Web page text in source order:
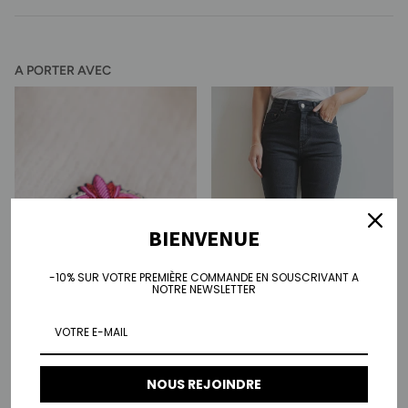
A PORTER AVEC
Mom jean Camila - noir
BIENVENUE
-10% SUR VOTRE PREMIÈRE COMMANDE EN SOUSCRIVANT A
NOTRE NEWSLETTER
NOUS REJOINDRE